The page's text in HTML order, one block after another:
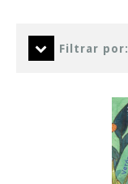
Filtrar por: